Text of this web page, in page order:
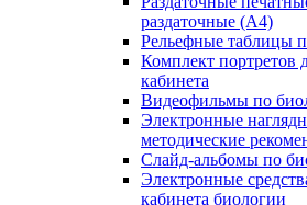
раздаточные (А4)
Рельефные таблицы
Комплект портретов
кабинета
Видеофильмы по
Электронные
методические
Слайд-альбомы по
Электронные
кабинета биологии